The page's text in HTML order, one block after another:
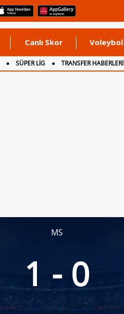
Canlı Skor Voleybol
SÜPER LİG TRANSFER HABERLERİ
MS
1 - 0